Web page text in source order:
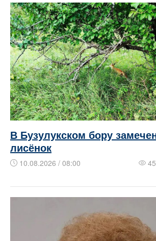
В Бузулукском бору
лисёнок
10.08.2026 / 08:00